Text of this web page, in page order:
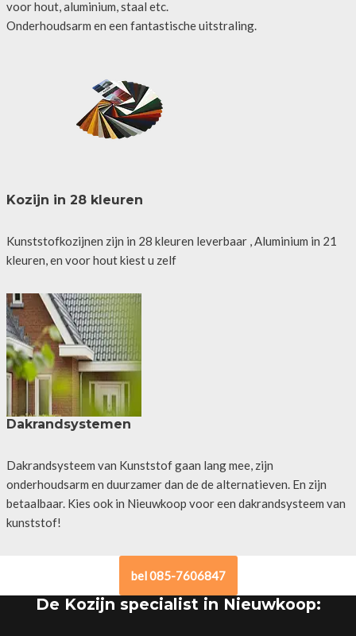
voor hout, aluminium, staal etc.
Onderhoudsarm en een fantastische uitstraling.
Kozijn in 28 kleuren
Kunststofkozijnen zijn in 28 kleuren leverbaar , Aluminium in 21
kleuren, en voor hout kiest u zelf
Dakrandsystemen
Dakrandsysteem van Kunststof gaan lang mee, zijn
onderhoudsarm en duurzamer dan de de alternatieven. En zijn
betaalbaar. Kies ook in Nieuwkoop voor een dakrandsysteem van
kunststof!
bel 085-7606847
De Kozijn specialist in Nieuwkoop: